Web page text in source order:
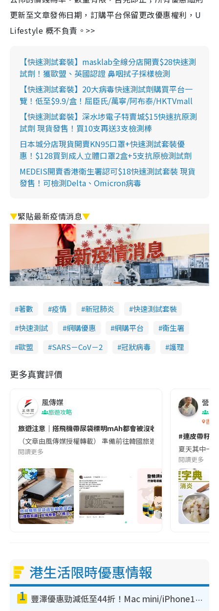
更新至文章發佈日期，訂購平台保留更改優惠權利，U
Lifestyle 概不負責。>>
【快速測試套裝】masklab全線分店開賣$28快速測
試劑！獲歐盟、英國認證 鼻咽拭子採樣檢測
【快速測試套裝】20大病毒快速測試劑購買平台一
覽！低至$9.9/盒！屈臣氏/萬寧/阿布泰/HKTVmall
【快速測試套裝】深水埗電子特賣城$15快速抗原測
試劑 現貨發售！買10支再送3支檢測棒
日本城分店現貨開賣KN95口罩+快速測試套裝優
惠！$128買到成人立體口罩2盒+5支抗原檢測試劑
MEDEIS開賣香港衛生署認可$18快速測試套裝 現貨
發售！可檢測Delta、Omicron病毒
▼緊貼最新疫情消息▼
著數 疫情 新冠肺炎
快速測試套裝
快速測試
網購優惠 網購平台
衞生署
歐盟
SARS－CoV－2 冠狀病毒 護理
更多真實評價
風傳媒
旅遊攻略
旅遊注意｜搭飛機帶尿袋標明mAh都會被沒收😱出發前切記檢查
（文章由風傳媒授權轉載） 準備前往韓國旅遊的民眾，近期要
閱讀更多
營養
香港
#連皮帶籽
夏天其中一
閱讀更多
港生活限時優惠情報
1 豐澤優惠勁減低至44折！Mac mini/iPhone17Pro大減價！廚房家電$220起